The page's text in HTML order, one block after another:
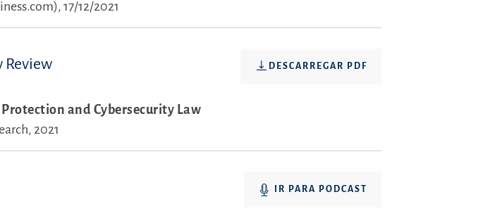
17/12/2021
Review DESCARREGAR PDF
and Cybersecurity Law
2021
IR PARA PODCAST